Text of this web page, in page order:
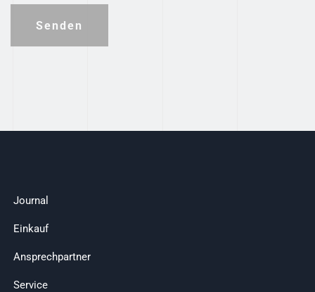
Senden
Journal
Einkauf
Ansprechpartner
Service